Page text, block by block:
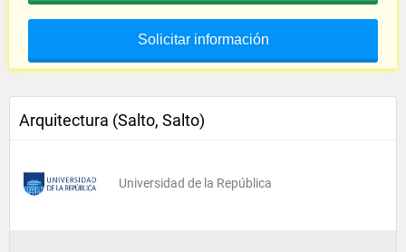
Solicitar información
Arquitectura (Salto, Salto)
Universidad de la República